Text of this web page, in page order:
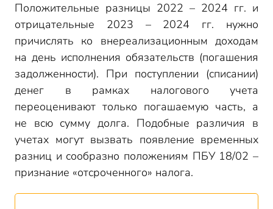
Положительные разницы 2022 – 2024 гг. и
отрицательные 2023 – 2024 гг. нужно
причислять ко внереализационным доходам
на день исполнения обязательств (погашения
задолженности). При поступлении (списании)
денег в рамках налогового учета
переоценивают только погашаемую часть, а
не всю сумму долга. Подобные различия в
учетах могут вызвать появление временных
разниц и сообразно положениям ПБУ 18/02 –
признание «отсроченного» налога.